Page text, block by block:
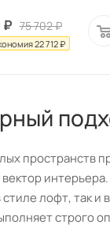
₽ 75 702₽
22 712₽
пространств
лофт, так
строго